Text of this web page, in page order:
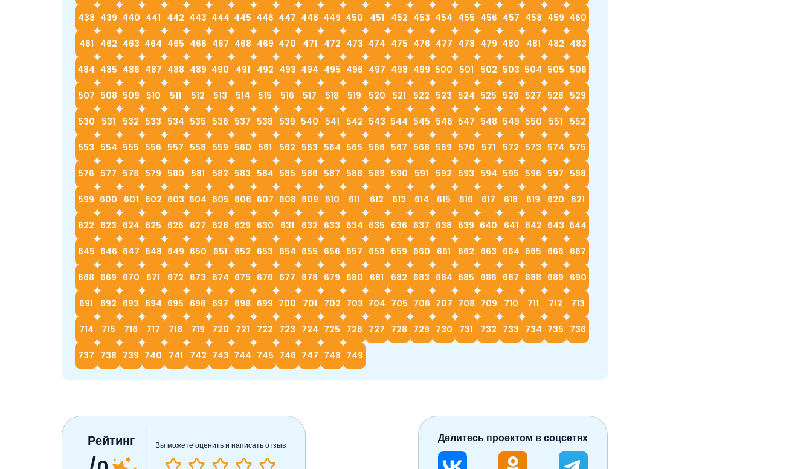
438 439 440 441 442 443 444 445 446 447 448 449 450 451 452 453 454 455 456 457 458 459 460
461 462 463 464 465 466 467 468 469 470 471 472 473 474 475 476 477 478 479 480 481 482 483
484 485 486 487 488 489 490 491 492 493 494 495 496 497 498 499 500 501 502 503 504 505 506
507 508 509 510 511 512 513 514 515 516 517 518 519 520 521 522 523 524 525 526 527 528 529
530 531 532 533 534 535 536 537 538 539 540 541 542 543 544 545 546 547 548 549 550 551 552
553 554 555 556 557 558 559 560 561 562 563 564 565 566 567 568 569 570 571 572 573 574 575
576 577 578 579 580 581 582 583 584 585 586 587 588 589 590 591 592 593 594 595 596 597 598
599 600 601 602 603 604 605 606 607 608 609 610 611 612 613 614 615 616 617 618 619 620 621
622 623 624 625 626 627 628 629 630 631 632 633 634 635 636 637 638 639 640 641 642 643 644
645 646 647 648 649 650 651 652 653 654 655 656 657 658 659 660 661 662 663 664 665 666 667
668 669 670 671 672 673 674 675 676 677 678 679 680 681 682 683 684 685 686 687 688 689 690
691 692 693 694 695 696 697 698 699 700 701 702 703 704 705 706 707 708 709 710 711 712 713
714 715 716 717 718 719 720 721 722 723 724 725 726 727 728 729 730 731 732 733 734 735 736
737 738 739 740 741 742 743 744 745 746 747 748 749
Рейтинг Вы можете оценить и написать отзыв Делитесь проектом в соцсетях